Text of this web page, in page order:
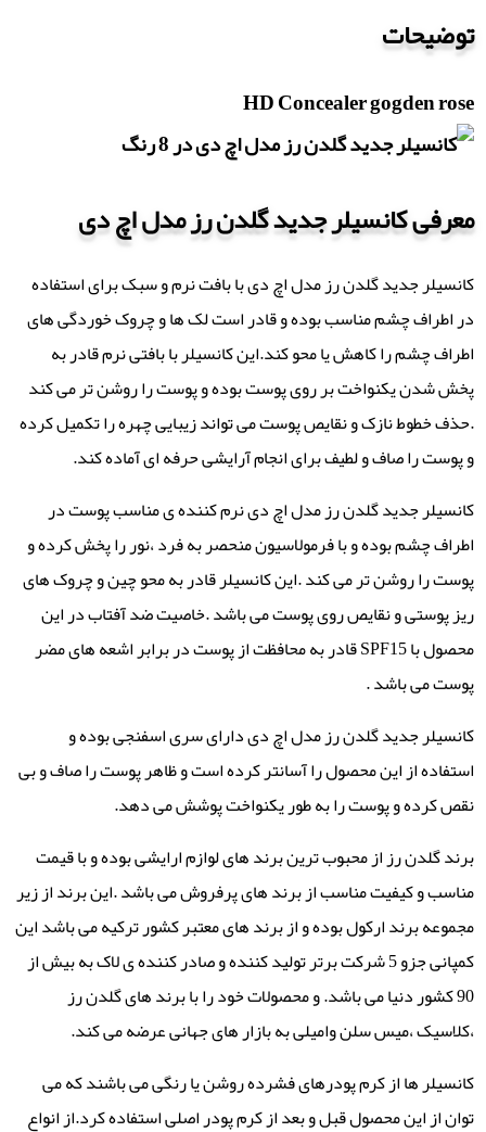
8
عدد
توضیحات
HD Concealer gogden rose
معرفی کانسیلر جدید گلدن رز مدل اچ دی
کانسیلر جدید گلدن رز مدل اچ دی با بافت نرم و سبک برای استفاده
در اطراف چشم مناسب بوده و قادر است لک ها و چروک خوردگی های
اطراف چشم را کاهش یا محو کند.این کانسیلر با بافتی نرم قادر به
پخش شدن یکنواخت بر روی پوست بوده و پوست را روشن تر می کند
.حذف خطوط نازک و نقایص پوست می تواند زیبایی چهره را تکمیل کرده
و پوست را صاف و لطیف برای انجام آرایشی حرفه ای آماده کند.
کانسیلر جدید گلدن رز مدل اچ دی نرم کننده ی مناسب پوست در
اطراف چشم بوده و با فرمولاسیون منحصر به فرد ،نور را پخش کرده و
پوست را روشن تر می کند .این کانسیلر قادر به محو چین و چروک های
ریز پوستی و نقایص روی پوست می باشد .خاصیت ضد آفتاب در این
محصول با SPF15 قادر به محافظت از پوست در برابر اشعه های مضر
پوست می باشد .
کانسیلر جدید گلدن رز مدل اچ دی دارای سری اسفنجی بوده و
استفاده از این محصول را آسانتر کرده است و ظاهر پوست را صاف و بی
نقص کرده و پوست را به طور یکنواخت پوشش می دهد.
برند گلدن رز از محبوب ترین برند های لوازم ارایشی بوده و با قیمت
مناسب و کیفیت مناسب از برند های پرفروش می باشد .این برند از زیر
مجموعه برند ارکول بوده و از برند های معتبر کشور ترکیه می باشد این
کمپانی جزو 5 شرکت برتر تولید کننده و صادر کننده ی لاک به بیش از
90 کشور دنیا می باشد. و محصولات خود را با برند های گلدن رز
،کلاسیک ،میس سلن وامیلی به بازار های جهانی عرضه می کند.
کانسیلر ها از کرم پودرهای فشرده روشن یا رنگی می باشند که می
توان از این محصول قبل و بعد از کرم پودر اصلی استفاده کرد.از انواع